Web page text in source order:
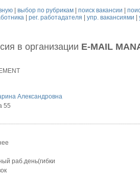
| выбор по рубрикам| поиск вакансии
|рег. работадателя |упр. вакансиями |
в организации E-MAIL
Александровна
55
раб.день(гибки